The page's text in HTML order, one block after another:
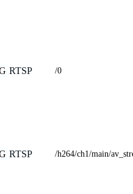
RTSP /0
RTSP /h264/ch1/main/